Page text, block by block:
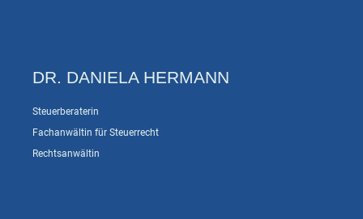
DR. DANIELA HERMANN
Steuerberaterin
Fachanwältin für Steuerrecht
Rechtsanwältin